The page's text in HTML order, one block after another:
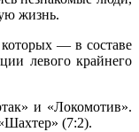
жизнь.
— в составе
левого крайнего
и «Локомотив».
(7:2).